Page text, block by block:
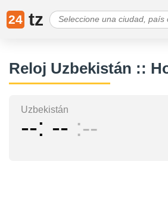
24 tz
Reloj Uzbekistán ::
Uzbekistán
-- -- --